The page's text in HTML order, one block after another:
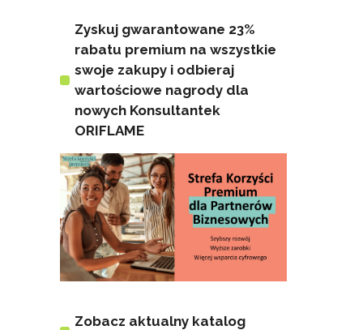
Zyskuj gwarantowane 23%
rabatu premium na wszystkie
swoje zakupy i odbieraj
wartościowe nagrody dla
nowych Konsultantek
ORIFLAME
Zobacz aktualny katalog